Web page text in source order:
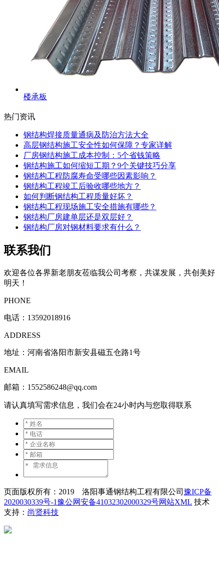
楼承板
热门资讯
钢结构焊接质量通病及防治方法大全
高层钢结构施工安全性如何保障？专家详解
厂房钢结构施工成本控制：5个省钱策略
钢结构施工如何缩短工期？9个关键技巧分享
钢结构工程防腐寿命受哪些因素影响？
钢结构工程竣工后验收哪些地方？
如何判断钢结构工程质量好坏？
钢结构工程现场施工安全措施有哪些？
钢结构厂房建单层还是双层好？
钢结构厂房对钢材料要求有什么？
联系我们
欢迎各位各界新老朋友莅临我公司考察，共谋发展，共创美好
明天！
PHONE
电话： 13592018916
ADDRESS
地址：河南省洛阳市新安县磁五仓路1号
EMAIL
邮箱：1552586248@qq.com
请认真填写需求信息，我们会在24小时内与您取得联系
页面版权所有：2019 洛阳事通钢结构工程有限公司 豫ICP备
2020030339号-1豫公网安备41032302000329号网站XML 技术
支持： 尚贤科技